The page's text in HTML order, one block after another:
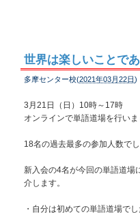
世界は楽しいことであ
多摩センター校(2021年03月22日)
3月21日（日）10時～17時
オンラインで単語道場を行いま
18名の過去最多の参加人数でし
新入会の4名が今回の単語道場
介します。
・自分は初めての単語道場で